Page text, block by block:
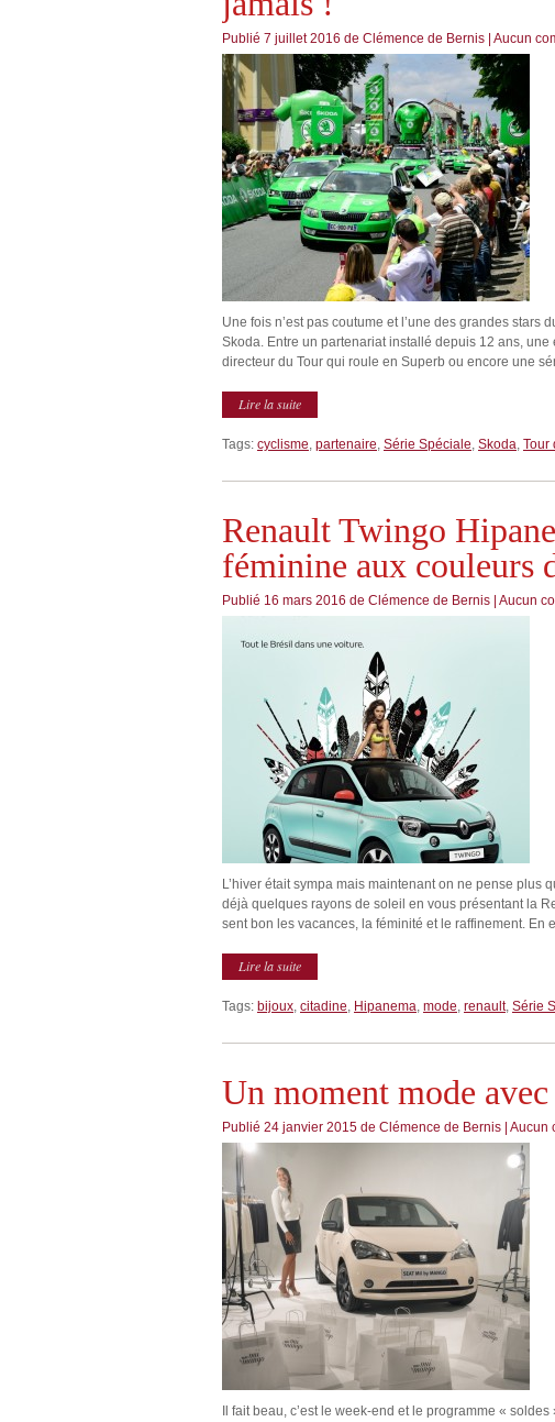
Publié 7 juillet 2016 de Clémence de Bernis Aucun
Une fois n’est pas coutume et l’une des grandes stars
Skoda. Entre un partenariat installé depuis 12 ans,
directeur du Tour qui roule en Superb ou encore une
Lire la suite
Tags: cyclisme, partenaire, Série Spéciale, Skoda, Tour
Renault Twingo
féminine aux couleurs
Publié 16 mars 2016 de Clémence de Bernis Aucun
L’hiver était sympa mais maintenant on ne pense plus
déjà quelques rayons de soleil en vous présentant la
sent bon les vacances, la féminité et le raffinement. En
Lire la suite
Tags: bijoux, citadine, Hipanema, mode, renault, Série
Un moment mode
Publié 24 janvier 2015 de Clémence de Bernis Aucun
Il fait beau, c’est le week-end et le programme «